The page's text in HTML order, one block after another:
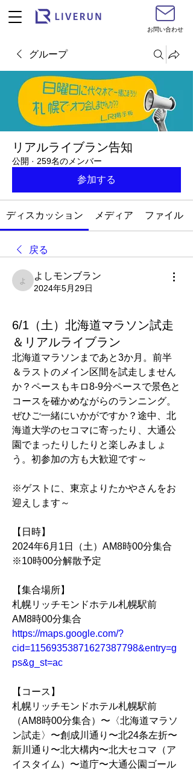
お問い合わせ
グループ
リアルライブラン告知
公開 · 259名のメンバー
参加する
ディスカッション メディア ファイル
戻る
よしモンブラン
よしモンブラン
2024年5月29日
6/1（土）北海道マラソン試走
＆リアルライブラン
北海道マラソンまであと3か月。前半
＆ラストのメイン区間を試走しません
か？ペースもキロ8-9分ペースで景色と
コースを確かめながらのランニング。
ぜひご一緒にいかがですか？途中、北
海道大学のセコマに寄ったり、大通公
園でまったりしたりと楽しみましょ
う。初参加の方も大歓迎です～
※ゲストに、東京よりたかやさんをお
迎えします～
【日時】
2024年6月1日（土）AM8時00分集合
※10時00分解散予定
【集合場所】
札幌リッチモンドホテル札幌駅前
AM8時00分集合
https://maps.google.com/?
cid=11569353871627387798&entry=g
ps&g_st=ac
【コース】
札幌リッチモンドホテル札幌駅前
（AM8時00分集合）〜〈北海道マラソ
ン試走〉〜創成川通り〜北24条左折〜
新川通り〜北大構内〜北大セコマ（ア
イスタイム）〜道庁〜大通公園ゴール